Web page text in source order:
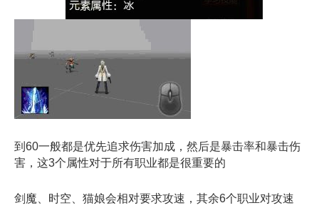
到60一般都是优先追求伤害加成，然后是暴击率和暴击伤
害，这3个属性对于所有职业都是很重要的
剑魔、时空、猫娘会相对要求攻速，其余6个职业对攻速